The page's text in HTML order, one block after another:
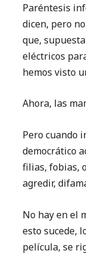
Paréntesis
dicen, pero
que,
eléctricos
hemos visto
Ahora, las
Pero cuando
democrático
filias, fobias,
agredir,
No hay en el
esto sucede,
película, se